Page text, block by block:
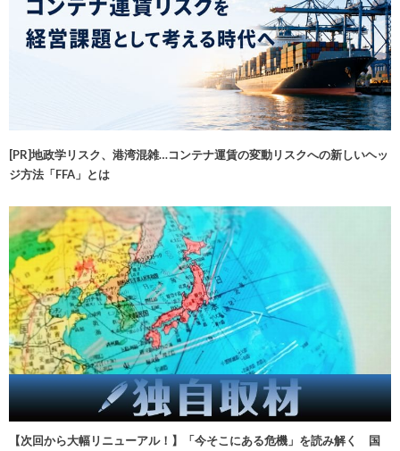
[PR]地政学リスク、港湾混雑…コンテナ運賃の変動リスクへの新しいヘッ
ジ方法「FFA」とは
【次回から大幅リニューアル！】「今そこにある危機」を読み解く 国